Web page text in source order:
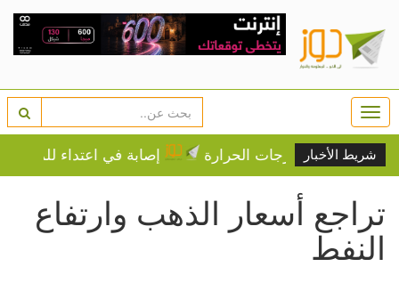
شريط الأخبار
على درجات الحرارة إصابة في اعتداء
تراجع أسعار الذهب وارتفاع
النفط